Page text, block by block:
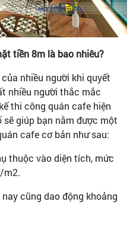
tiền 8m là bao nhiêu?
nhiều người khi quyết
nhiều người thắc mắc
thi công quán cafe hiện
sẽ giúp bạn nằm được một
cafe cơ bản như sau:
thuộc vào diện tích, mức
m2.
cũng dao động khoảng